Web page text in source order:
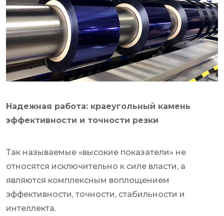
Надежная работа: краеугольный камень
эффективности и точности резки
Так называемые «высокие показатели» не
относятся исключительно к силе власти, а
являются комплексным воплощением
эффективности, точности, стабильности и
интеллекта.